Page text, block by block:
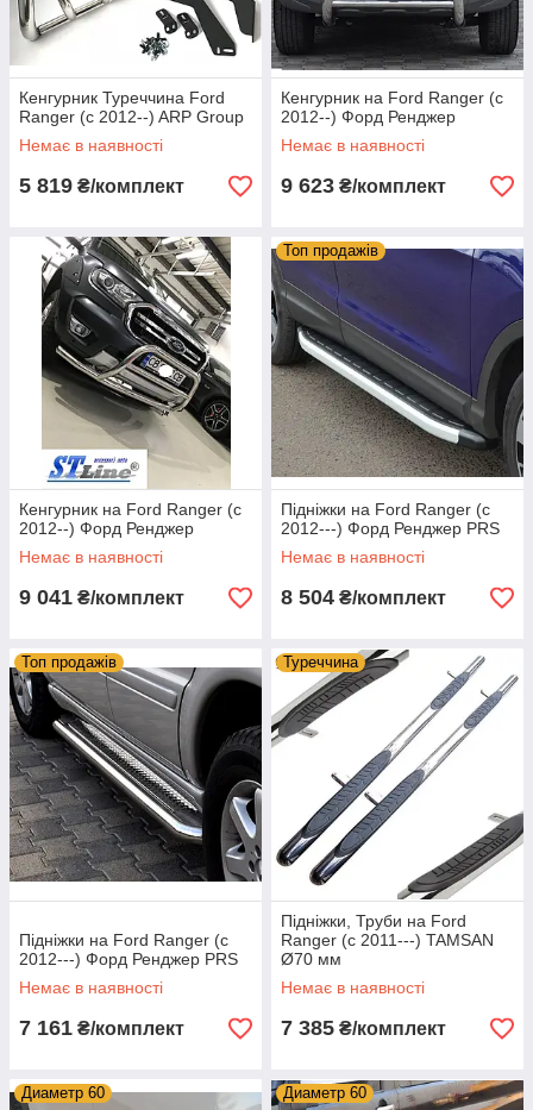
Кенгурник Туреччина Ford
Ranger (c 2012--) ARP Group
Немає в наявності
5 819 ₴/комплект
Кенгурник на Ford Ranger (c
2012--) Форд Ренджер
Немає в наявності
9 623 ₴/комплект
Кенгурник на Ford Ranger (c
2012--) Форд Ренджер
Немає в наявності
9 041 ₴/комплект
Топ продажів
Підніжки на Ford Ranger (c
2012---) Форд Ренджер PRS
Немає в наявності
8 504 ₴/комплект
Топ продажів
Підніжки на Ford Ranger (c
2012---) Форд Ренджер PRS
Немає в наявності
7 161 ₴/комплект
Туреччина
Підніжки, Труби на Ford
Ranger (c 2011---) TAMSAN
Ø70 мм
Немає в наявності
7 385 ₴/комплект
Диаметр 60 Диаметр 60